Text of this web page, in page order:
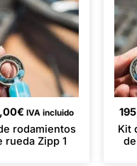
€ IVA incluido
rodamientos
rueda Zipp 1
Kit